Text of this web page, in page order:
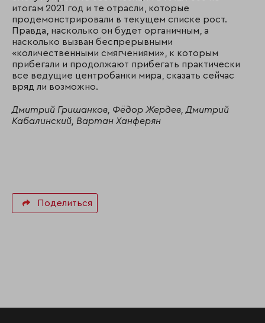
итогам 2021 год и те отрасли, которые
продемонстрировали в текущем списке рост.
Правда, насколько он будет органичным, а
насколько вызван беспрерывными
«количественными смягчениями», к которым
прибегали и продолжают прибегать практически
все ведущие центробанки мира, сказать сейчас
вряд ли возможно.
Дмитрий Гришанков, Фёдор Жердев, Дмитрий
Кабалинский, Вартан Ханферян
Поделиться